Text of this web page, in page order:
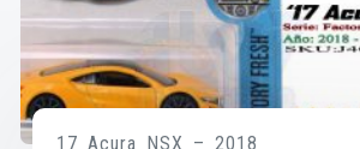
17 Acura NSX – 2018